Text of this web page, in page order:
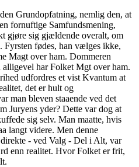
Grundopfatning, nemlig den, at
fornuftige Samfundsmening,
gjøre sig gjældende overalt, om
Fyrsten fødes, han vælges ikke,
Magt over ham. Dommeren
har Folket Mgt over ham.
udfordres et vist Kvantum at
det er hult og
man bleven staaende ved det
Juryens yder? Dette var dog at
sig selv. Man maatte, hvis
langt videre. Men denne
- ved Valg - Del i Alt, var
enn realitet. Hvor Folket er frit,